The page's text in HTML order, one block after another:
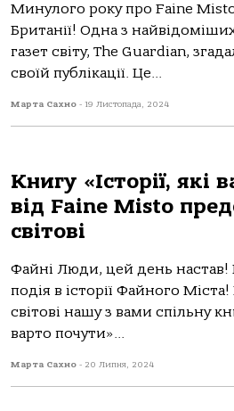
Минулого року про Faine Misto
Британії! Одна з
газет світу, The Guardian,
своїй публікації. Це...
Марта Сахно - 19 Листопада, 2024
Книгу «Історії, які
від Faine Misto
світові
Файні Люди, цей день
подія в історії Файного
світові нашу з вами спільну
варто почути»...
Марта Сахно - 20 Липня, 2024